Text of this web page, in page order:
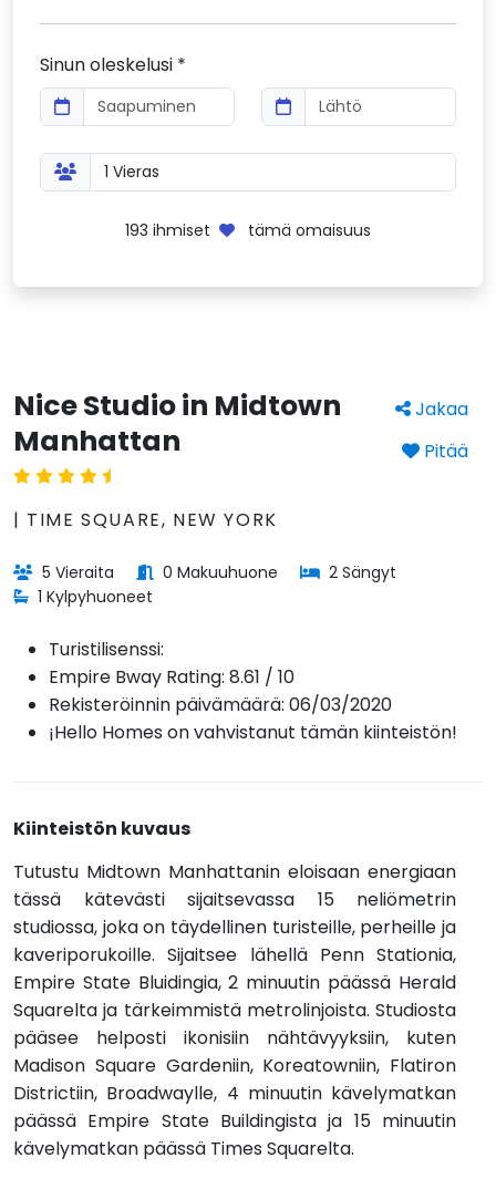
Sinun oleskelusi *
193 ihmiset tämä omaisuus
Nice Studio in Midtown
Manhattan
Jakaa
Pitää
| TIME SQUARE, NEW YORK
5 Vieraita 0 Makuuhuone
2 Sängyt
1 Kylpyhuoneet
Turistilisenssi:
Empire Bway Rating: 8.61 / 10
Rekisteröinnin päivämäärä: 06/03/2020
¡Hello Homes on vahvistanut tämän kiinteistön!
Kiinteistön kuvaus
Tutustu Midtown Manhattanin eloisaan energiaan
tässä kätevästi sijaitsevassa 15 neliömetrin
studiossa, joka on täydellinen turisteille, perheille ja
kaveriporukoille. Sijaitsee lähellä Penn Stationia,
Empire State Bluidingia, 2 minuutin päässä Herald
Squarelta ja tärkeimmistä metrolinjoista. Studiosta
pääsee helposti ikonisiin nähtävyyksiin, kuten
Madison Square Gardeniin, Koreatowniin, Flatiron
Districtiin, Broadwaylle, 4 minuutin kävelymatkan
päässä Empire State Buildingista ja 15 minuutin
kävelymatkan päässä Times Squarelta.